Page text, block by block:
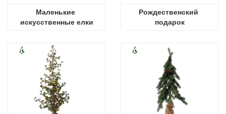
Маленькие
искусственные елки
Рождественский
подарок